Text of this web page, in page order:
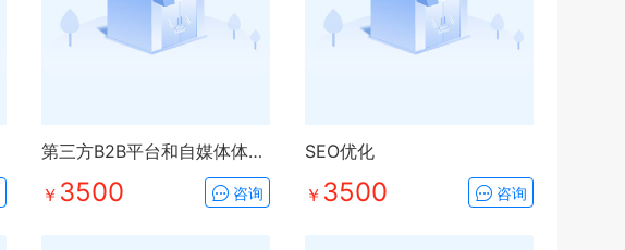
第三方B2B平台和自媒体体平台代运营
￥ 3500 咨询
SEO优化
￥ 3500 咨询